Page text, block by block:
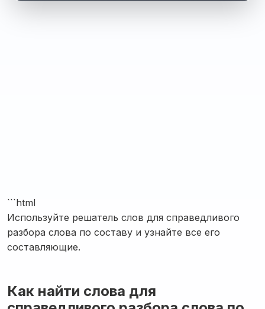
```html
Используйте решатель слов для справедливого
разбора слова по составу и узнайте все его
составляющие.
Как найти слова для